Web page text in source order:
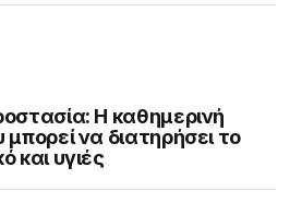
Η καθημερινή
να διατηρήσει το
και υγιές